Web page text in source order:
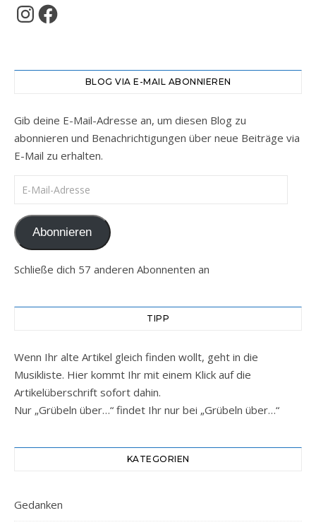
Instagram
Facebook
BLOG VIA E-MAIL ABONNIEREN
Gib deine E-Mail-Adresse an, um diesen Blog zu
abonnieren und Benachrichtigungen über neue Beiträge via
E-Mail zu erhalten.
E-Mail-Adresse
Abonnieren
Schließe dich 57 anderen Abonnenten an
TIPP
Wenn Ihr alte Artikel gleich finden wollt, geht in die
Musikliste. Hier kommt Ihr mit einem Klick auf die
Artikelüberschrift sofort dahin.
Nur „Grübeln über…“ findet Ihr nur bei „Grübeln über…“
KATEGORIEN
Gedanken